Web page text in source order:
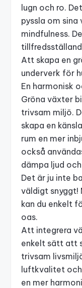
lugn och ro.
pyssla om
mindfulness.
Att skapa en
underverk för
En harmonisk
Gröna växter
trivsam miljö.
skapa en
rum en mer
också
dämpa ljud
Det är ju inte
väldigt snyggt!
kan du enkelt
oas.
Att integrera
enkelt sätt att
trivsam
luftkvalitet och
en mer